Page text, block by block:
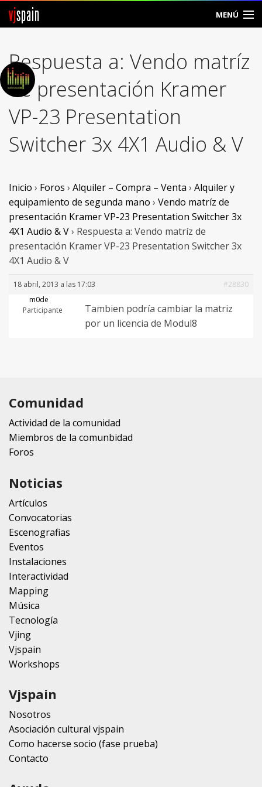
vjspain MENÚ
Foros
Noticias
Vjspain
Ayuda
Contacto
Entrar
Crear Cuenta
Respuesta a: Vendo matríz
de presentación Kramer
VP-23 Presentation
Switcher 3x 4X1 Audio & V
Inicio › Foros › Alquiler – Compra – Venta › Alquiler y
equipamiento de segunda mano › Vendo matríz de
presentación Kramer VP-23 Presentation Switcher 3x
4X1 Audio & V› Respuesta a: Vendo matríz de
presentación Kramer VP-23 Presentation Switcher 3x
4X1 Audio & V
18 abril, 2013 a las 17:03
#28830
m0de
Participante
Tambien podría cambiar la matriz
por un licencia de Modul8
Comunidad
Actividad de la comunidad
Miembros de la comunbidad
Foros
Noticias
Artículos
Convocatorias
Escenografias
Eventos
Instalaciones
Interactividad
Mapping
Música
Tecnología
Vjing
Vjspain
Workshops
Vjspain
Nosotros
Asociación cultural vjspain
Como hacerse socio (fase prueba)
Contacto